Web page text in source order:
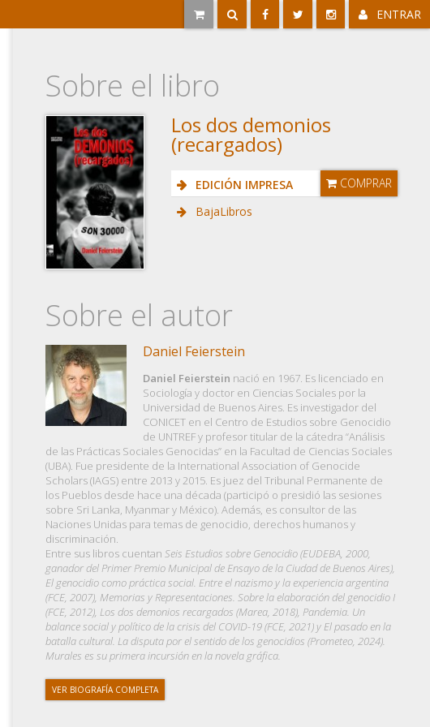
ENTRAR
Sobre el libro
Los dos demonios
(recargados)
EDICIÓN IMPRESA
COMPRAR
BajaLibros
Sobre el autor
Daniel Feierstein
Daniel Feierstein nació en 1967. Es licenciado en
Sociología y doctor en Ciencias Sociales por la
Universidad de Buenos Aires. Es investigador del
CONICET en el Centro de Estudios sobre Genocidio
de UNTREF y profesor titular de la cátedra “Análisis
de las Prácticas Sociales Genocidas” en la Facultad de Ciencias Sociales
(UBA). Fue presidente de la International Association of Genocide
Scholars (IAGS) entre 2013 y 2015. Es juez del Tribunal Permanente de
los Pueblos desde hace una década (participó o presidió las sesiones
sobre Sri Lanka, Myanmar y México). Además, es consultor de las
Naciones Unidas para temas de genocidio, derechos humanos y
discriminación.
Entre sus libros cuentan Seis Estudios sobre Genocidio (EUDEBA, 2000,
ganador del Primer Premio Municipal de Ensayo de la Ciudad de Buenos Aires),
El genocidio como práctica social. Entre el nazismo y la experiencia argentina
(FCE, 2007), Memorias y Representaciones. Sobre la elaboración del genocidio I
(FCE, 2012), Los dos demonios recargados (Marea, 2018), Pandemia. Un
balance social y político de la crisis del COVID-19 (FCE, 2021) y El pasado en la
batalla cultural. La disputa por el sentido de los genocidios (Prometeo, 2024).
Murales es su primera incursión en la novela gráfica.
VER BIOGRAFÍA COMPLETA